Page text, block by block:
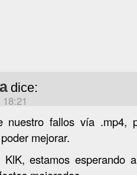
dice:
nuestro fallos vía .mp4,
mejorar.
estamos esperando